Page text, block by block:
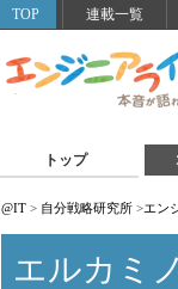
TOP 連載一覧
トップ
@IT > 自分戦略研究所 >エン
エルカミ